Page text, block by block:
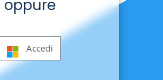
oppure
Accedi